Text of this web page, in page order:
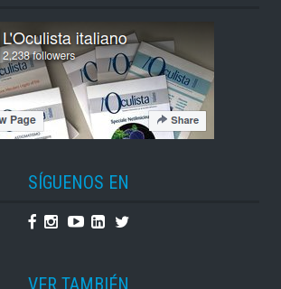
SÍGUENOS EN
Facebook
Instagram
YoutubeLinkedin
Twitter
VER TAMBIÉN